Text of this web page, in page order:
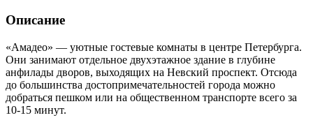
Описание
«Амадео» — уютные гостевые комнаты в центре Петербурга.
Они занимают отдельное двухэтажное здание в глубине
анфилады дворов, выходящих на Невский проспект. Отсюда
до большинства достопримечательностей города можно
добраться пешком или на общественном транспорте всего за
10-15 минут.